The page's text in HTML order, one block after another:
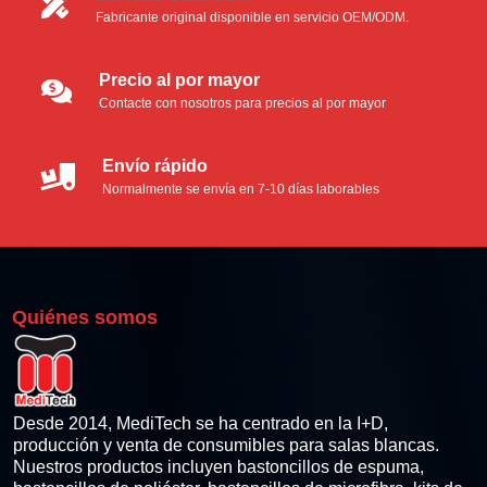
Hisopos de microfibra
Hisopos de poliéster
Kit de limpieza para impresoras térmicas
Tarjeta térmica de limpieza Pinter
Toallitas de limpieza para impresoras térmicas
Lápiz de limpieza de cabezales térmicos
Kits de limpieza para impresoras de tarjetas
Fabricante original disponible en servicio OEM/ODM.
Precio al por mayor
Contacte con nosotros para precios al por mayor
Envío rápido
Normalmente se envía en 7-10 días laborables
Quiénes somos
Desde 2014, MediTech se ha centrado en la I+D,
producción y venta de consumibles para salas blancas.
Nuestros productos incluyen bastoncillos de espuma,